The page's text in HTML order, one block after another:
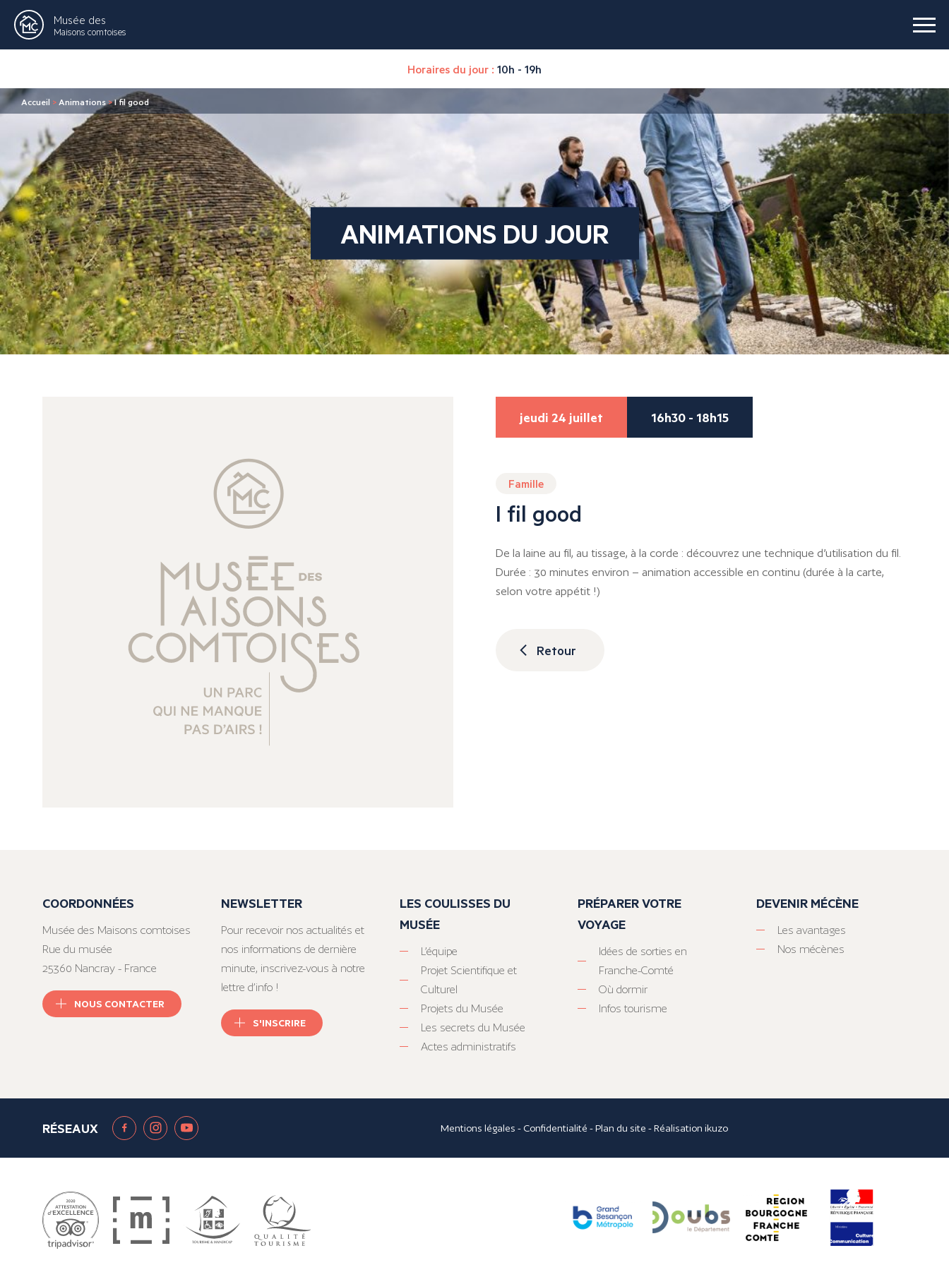
Musée des
Maisons comtoises
Horaires du jour : 10h - 19h
Accueil > Animations>I fil good
ANIMATIONS DU JOUR
jeudi 24 juillet 16h30 - 18h15
Famille
I fil good
De la laine au fil, au tissage, à la corde : découvrez une technique d’utilisation du fil.
Durée : 30 minutes environ – animation accessible en continu (durée à la carte,
selon votre appétit !)
Retour
COORDONNÉES
Musée des Maisons comtoises
Rue du musée
25360 Nancray - France
NOUS CONTACTER
NEWSLETTER
Pour recevoir nos actualités et
nos informations de dernière
minute, inscrivez-vous à notre
lettre d’info !
S'INSCRIRE
LES COULISSES DU
MUSÉE
L’équipe
Projet Scientifique et
Culturel
Projets du Musée
Les secrets du Musée
Actes administratifs
PRÉPARER VOTRE
VOYAGE
Idées de sorties en
Franche-Comté
Où dormir
Infos tourisme
DEVENIR MÉCÈNE
Les avantages
Nos mécènes
RÉSEAUX Mentions légales - Confidentialité -Plan du site - Réalisationikuzo